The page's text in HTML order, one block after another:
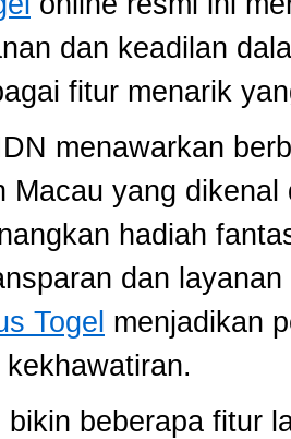
dan keadilan
fitur menarik
menawarkan
Macau yang
hadiah
dan
Togel menjadikan
bikin beberapa fitur